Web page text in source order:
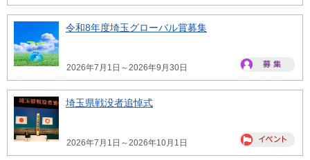
令和8年度埼玉グローバル賞募集
2026年7月1日～2026年9月30日
埼玉県戦没者追悼式
2026年7月1日～2026年10月1日